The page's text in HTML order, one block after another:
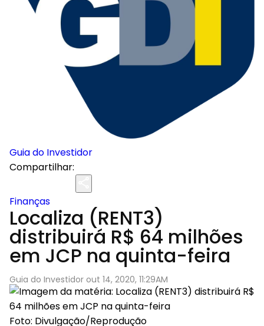
Guia do Investidor
Compartilhar:
Finanças
Localiza (RENT3)
distribuirá R$ 64 milhões
em JCP na quinta-feira
Guia do Investidor out 14, 2020, 11:29AM
Foto: Divulgação/Reprodução